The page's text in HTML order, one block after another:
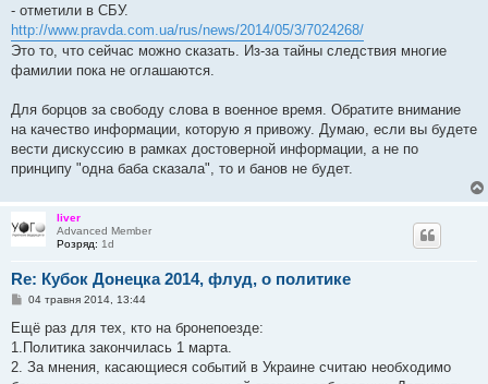
- отметили в СБУ.
http://www.pravda.com.ua/rus/news/2014/05/3/7024268/
Это то, что сейчас можно сказать. Из-за тайны следствия многие
фамилии пока не оглашаются.
Для борцов за свободу слова в военное время. Обратите внимание
на качество информации, которую я привожу. Думаю, если вы будете
вести дискуссию в рамках достоверной информации, а не по
принципу "одна баба сказала", то и банов не будет.
liver
Advanced Member
Розряд: 1d
Re: Кубок Донецка 2014, флуд, о политике
П
в
д
о
04 травня 2014, 13:44
Ещё раз для тех, кто на бронепоезде:
1.Политика закончилась 1 марта.
2. За мнения, касающиеся событий в Украине считаю необходимо